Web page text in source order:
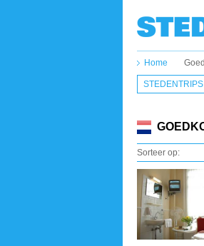
Home
STEDENTRIPS
Sorteer op: